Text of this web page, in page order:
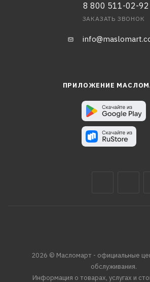
8 800 511-02-92
ЗАКАЗАТЬ ЗВОНОК
ПРИЛОЖЕНИЕ
2026 © Масломарт - официальные
обслуживания.
Информация о товарах, услугах и